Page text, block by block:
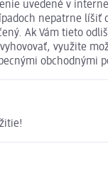
uvedené v
nepatrne líšiť
Ak Vám tieto
využite
obchodnými